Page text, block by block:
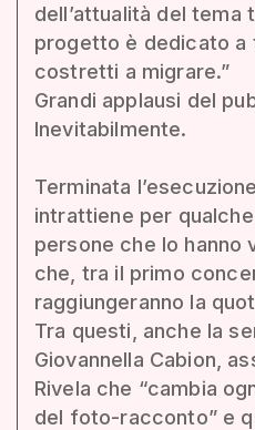
dell’attualità del tema
progetto è dedicato
costretti a migrare.”
Grandi applausi del
Inevitabilmente.
Terminata
intrattiene per
persone che lo hanno
che, tra il primo
raggiungeranno la
Tra questi, anche la
Giovannella Cabion,
Rivela che “cambia
del foto-racconto” e